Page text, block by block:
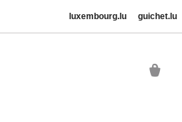
luxembourg.lu guichet.lu